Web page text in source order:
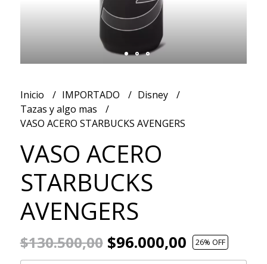
Inicio IMPORTADO
Disney
Tazas y algo mas
VASO ACERO STARBUCKS AVENGERS
VASO ACERO
STARBUCKS
AVENGERS
$130.500,00$96.000,00 26% OFF